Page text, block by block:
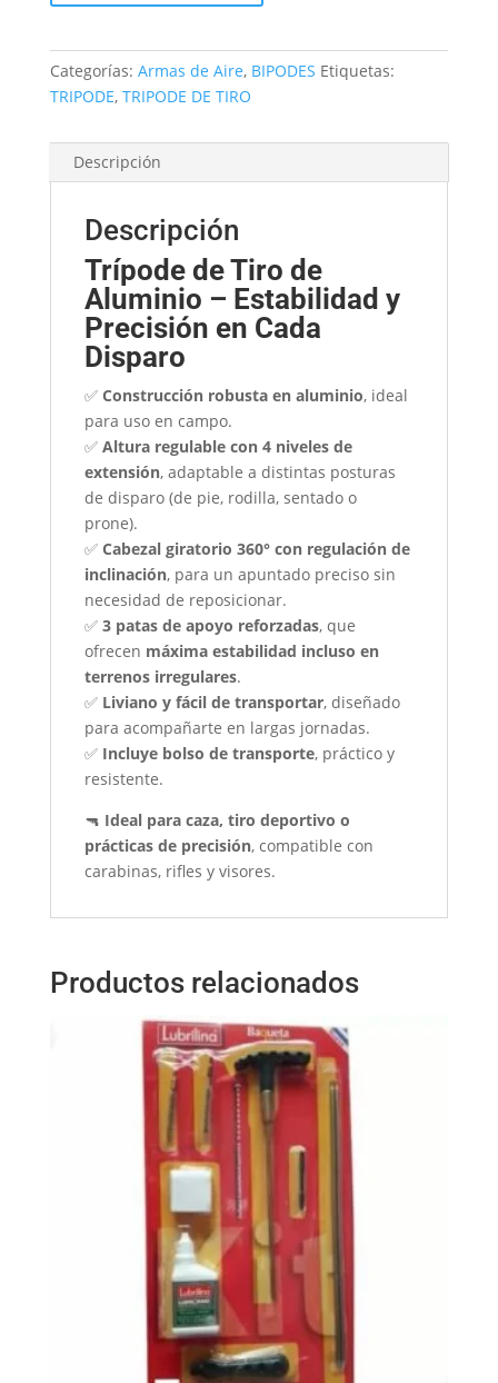
DE
-
ALUMINIO
Categorías: Armas de Aire, BIPODES Etiquetas:
TRIPODE, TRIPODE DE TIRO
Descripción
Descripción
Trípode de Tiro de
Aluminio – Estabilidad y
Precisión en Cada
Disparo
✅ Construcción robusta en aluminio, ideal
para uso en campo.
✅ Altura regulable con 4 niveles de
extensión, adaptable a distintas posturas
de disparo (de pie, rodilla, sentado o
prone).
✅ Cabezal giratorio 360° con regulación de
inclinación, para un apuntado preciso sin
necesidad de reposicionar.
✅ 3 patas de apoyo reforzadas, que
ofrecen máxima estabilidad incluso en
terrenos irregulares.
✅ Liviano y fácil de transportar, diseñado
para acompañarte en largas jornadas.
✅ Incluye bolso de transporte, práctico y
resistente.
🔫 Ideal para caza, tiro deportivo o
prácticas de precisión, compatible con
carabinas, rifles y visores.
Productos relacionados